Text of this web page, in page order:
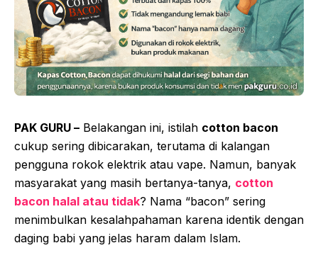
PAK GURU – Belakangan ini, istilah cotton bacon
cukup sering dibicarakan, terutama di kalangan
pengguna rokok elektrik atau vape. Namun, banyak
masyarakat yang masih bertanya-tanya, cotton
bacon halal atau tidak? Nama “bacon” sering
menimbulkan kesalahpahaman karena identik dengan
daging babi yang jelas haram dalam Islam.